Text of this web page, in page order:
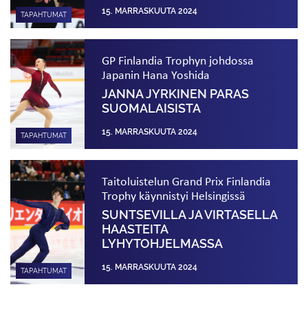
TAPAHTUMAT 15. MARRASKUUTA 2024
TAPAHTUMAT
GP Finlandia Trophyn johdossa
Japanin Hana Yoshida
JANNA JYRKINEN PARAS
SUOMALAISISTA
15. MARRASKUUTA 2024
TAPAHTUMAT
Taitoluistelun Grand Prix Finlandia
Trophy käynnistyi Helsingissä
SUNTSEVILLA JA VIRTASELLA
HAASTEITA
LYHYTOHJELMASSA
15. MARRASKUUTA 2024